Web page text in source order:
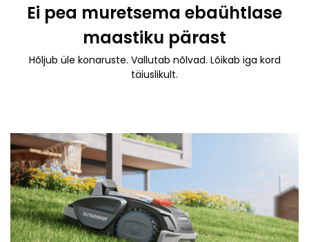
Ei pea muretsema ebaühtlase
maastiku pärast
Hõljub üle konaruste. Vallutab nõlvad. Lõikab iga kord
täiuslikult.